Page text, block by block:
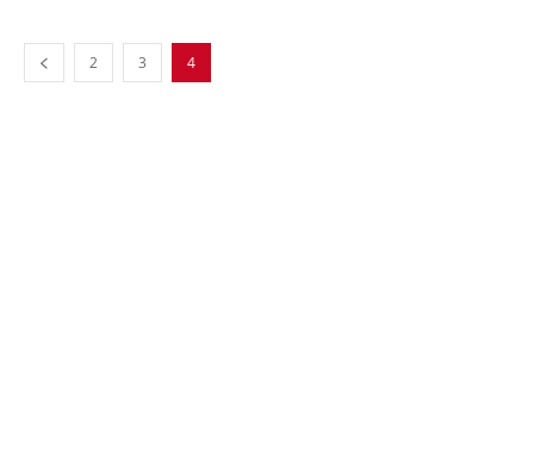
ha contribuito a cambiare...
2 3 4